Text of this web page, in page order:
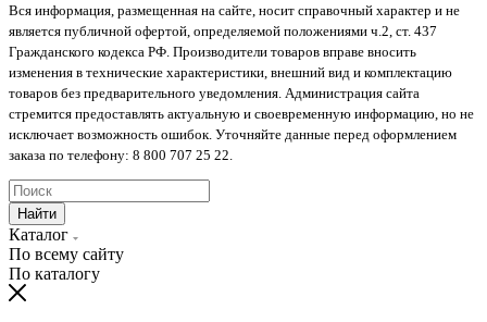
Вся информация, размещенная на сайте, носит справочный характер и не
является публичной офертой, определяемой положениями ч.2, ст. 437
Гражданского кодекса РФ. Производители товаров вправе вносить
изменения в технические характеристики, внешний вид и комплектацию
товаров без предварительного уведомления. Администрация сайта
стремится предоставлять актуальную и своевременную информацию, но не
исключает возможность ошибок. Уточняйте данные перед оформлением
заказа по телефону: 8 800 707 25 22.
Найти
Каталог
По всему сайту
По каталогу